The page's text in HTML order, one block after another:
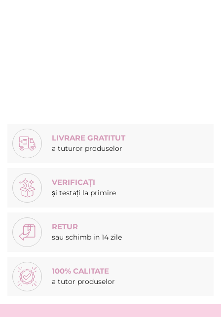
LIVRARE GRATITUT
a tuturor produselor
VERIFICAȚI
și testați la primire
RETUR
sau schimb in 14 zile
100% CALITATE
a tutor produselor